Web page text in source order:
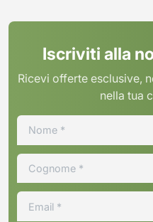
Iscriviti alla
Ricevi offerte esclusive,
nella tua